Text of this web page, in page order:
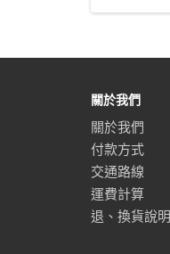
關於我們
關於我們
付款方式
交通路線
運費計算
退、換貨說明